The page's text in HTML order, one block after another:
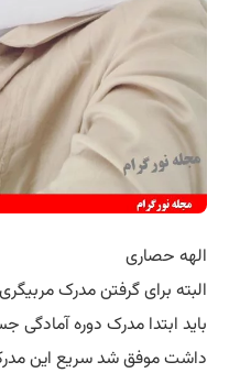
الهه حصاری
البته برای گرفتن مدرک
باید ابتدا مدرک دوره آمادگی
داشت موفق شد سریع این